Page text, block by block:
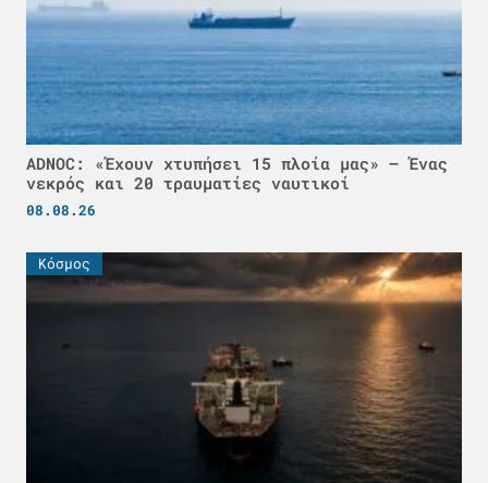
ADNOC: «Έχουν χτυπήσει 15 πλοία μας» – Ένας
νεκρός και 20 τραυματίες ναυτικοί
08.08.26
Κόσμος